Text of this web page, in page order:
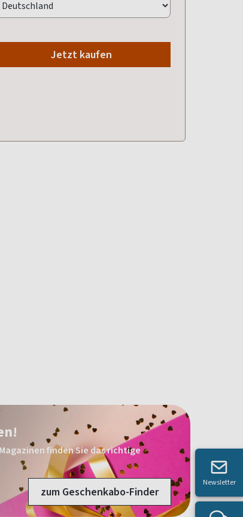
Jetzt kaufen
finden Sie das richtige
zum Geschenkabo-Finder
Newsletter